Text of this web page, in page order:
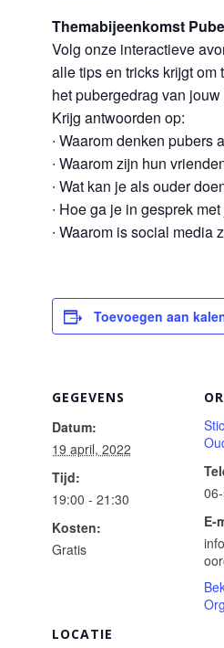
Themabijeenkomst
Volg onze interactieve
alle tips en tricks krijgt om
het pubergedrag van jouw
Krijg antwoorden op:
∙ Waarom denken pubers
∙ Waarom zijn hun
∙ Wat kan je als ouder
∙ Hoe ga je in gesprek
∙ Waarom is social media
Toevoegen aan
GEGEVENS
Datum:
19 april, 2022
Tijd:
19:00 - 21:30
Kosten:
Gratis
LOCATIE
E-